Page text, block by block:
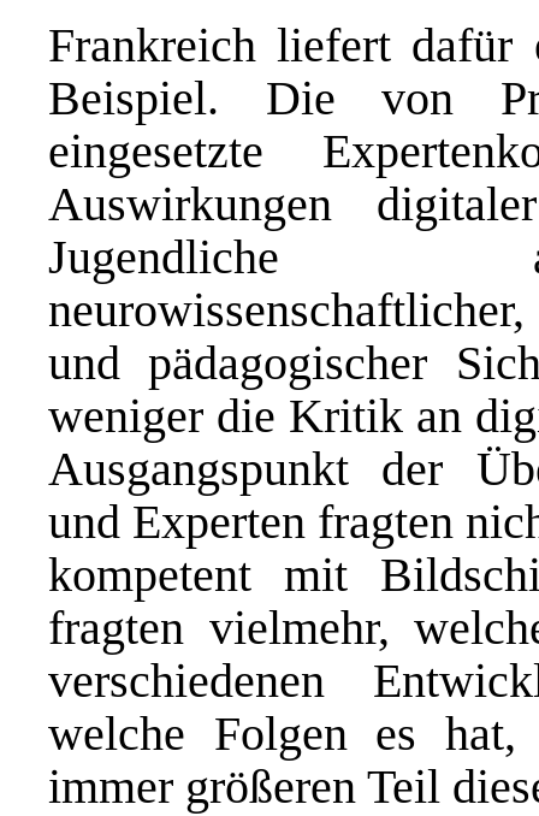
Frankreich liefert dafür
Beispiel. Die von
eingesetzte
Auswirkungen
Jugendliche
und pädagogischer
weniger die Kritik an
Ausgangspunkt der
und Experten fragten
kompetent mit
fragten vielmehr,
verschiedenen
welche Folgen es
immer größeren Teil